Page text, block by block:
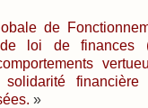
de
loi de finances
financière
»